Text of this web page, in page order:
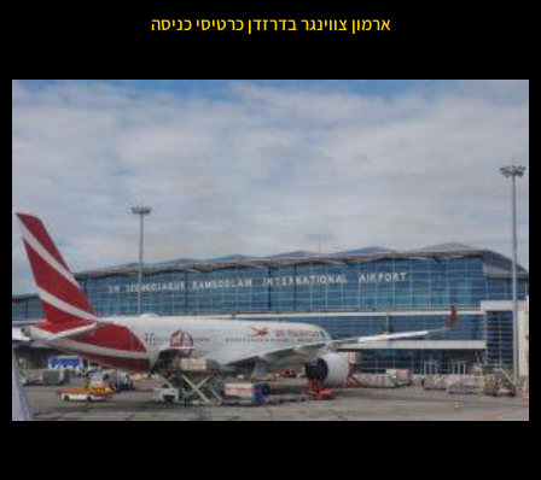
ארמון צווינגר בדרזדן כרטיסי כניסה